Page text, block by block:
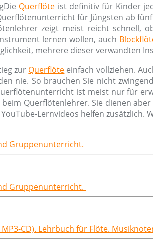
Die Querflöte ist definitiv für Kinder
für Jüngsten ab
zeigt meist reicht schnell,
lernen wollen, auch
mehrere dieser verwandten
zur Querflöte einfach vollziehen.
nie. So brauchen Sie nicht
ist meist nur für
Querflötenlehrer. Sie dienen
Lernvideos helfen zusätzlich.
Gruppenunterricht.
Gruppenunterricht.
CD). Lehrbuch für Flöte.